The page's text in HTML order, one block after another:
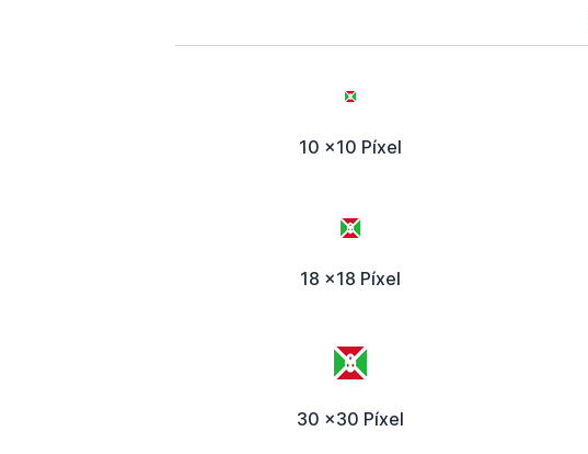
10 x10 Píxel
18 x18 Píxel
30 x30 Píxel